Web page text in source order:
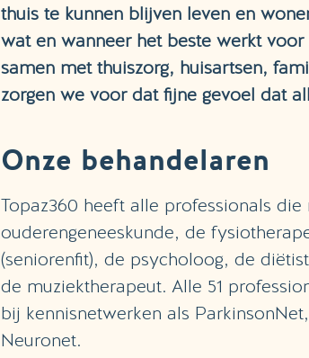
thuis te kunnen blijven leven en
wat en wanneer het beste werkt
samen met thuiszorg, huisartsen,
zorgen we voor dat fijne gevoel dat
Onze behandelaren
Topaz360 heeft alle professionals
ouderengeneeskunde, de
(seniorenfit), de psycholoog, de
de muziektherapeut. Alle 51
bij kennisnetwerken als
Neuronet.